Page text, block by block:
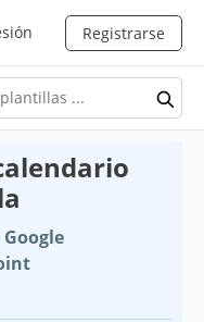
Registrarse